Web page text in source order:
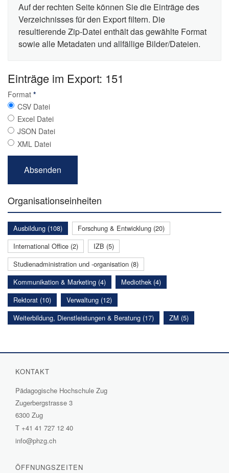
Auf der rechten Seite können Sie die Einträge des
Verzeichnisses für den Export filtern. Die
resultierende Zip-Datei enthält das gewählte Format
sowie alle Metadaten und allfällige Bilder/Dateien.
Einträge im Export: 151
Format *
CSV Datei
Excel Datei
JSON Datei
XML Datei
Organisationseinheiten
Ausbildung (108)
Forschung & Entwicklung (20)
International Office (2)
IZB (5)
Studienadministration und -organisation (8)
Kommunikation & Marketing (4)
Mediothek (4)
Rektorat (10)
Verwaltung (12)
Weiterbildung, Dienstleistungen & Beratung (17)
ZM (5)
KONTAKT
Pädagogische Hochschule Zug
Zugerbergstrasse 3
6300 Zug
T +41 41 727 12 40
info@phzg.ch
ÖFFNUNGSZEITEN